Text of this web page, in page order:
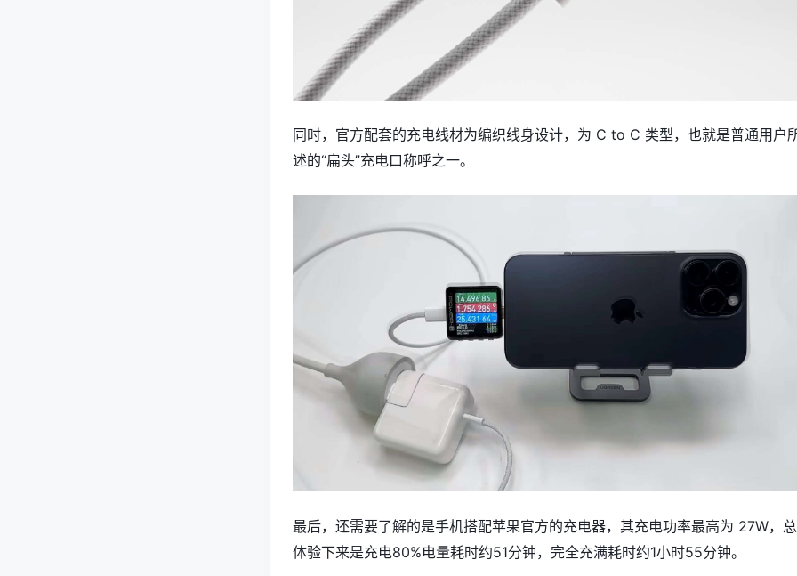
同时，官方配套的充电线材为编织线身设计，为 C to C 类型，也就是普通用户
述的“扁头”充电口称呼之一。
最后，还需要了解的是手机搭配苹果官方的充电器，其充电功率最高为 27W，
体验下来是充电80%电量耗时约51分钟，完全充满耗时约1小时55分钟。